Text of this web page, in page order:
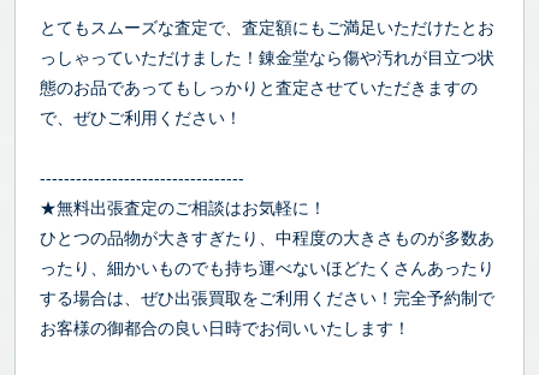
とてもスムーズな査定で、査定額にもご満足いただけたとお
っしゃっていただけました！錬金堂なら傷や汚れが目立つ状
態のお品であってもしっかりと査定させていただきますの
で、ぜひご利用ください！
----------------------------------
★無料出張査定のご相談はお気軽に！
ひとつの品物が大きすぎたり、中程度の大きさものが多数あ
ったり、細かいものでも持ち運べないほどたくさんあったり
する場合は、ぜひ出張買取をご利用ください！完全予約制で
お客様の御都合の良い日時でお伺いいたします！